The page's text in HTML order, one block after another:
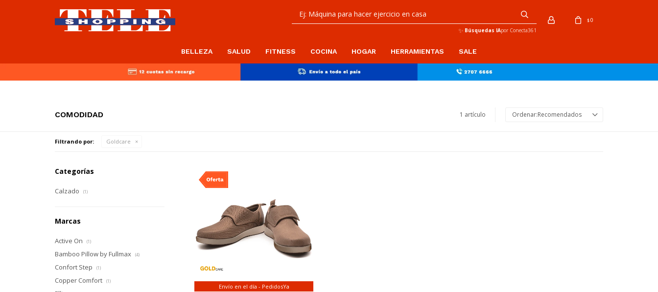
BELLEZA SALUD FITNESS COCINA HOGAR HERRAMIENTAS SALE
✨ Búsquedas IApor Conecta361
$0
COMODIDAD 1 artículo Recomendados
Filtrando por: Goldcare
Envío en el día - PedidosYa
Categorías
Calzado (1)
Marcas
Active On (1)
Bamboo Pillow by Fullmax (4)
Confort Step (1)
Copper Comfort (1)